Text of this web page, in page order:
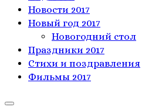
Новости 2017
Новый год 2017
Новогодний стол
Праздники 2017
Стихи и поздравления
Фильмы 2017